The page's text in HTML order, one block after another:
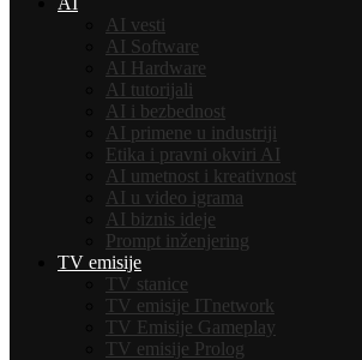
AI vesti
AI Software
AI Hardware
AI tutorijali
AI i bezbednost
AI primene u industriji
Etika i pravni okviri AI
AI umetnost i kreativnost
AI u video igrama
AI biznis ideje
Prompt inženjering
TV emisije
TV stanice
TV emisije ITnetwork
TV Emisije Gameplay
TV emisije Prolog